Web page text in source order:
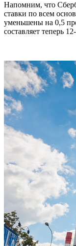
Напомним, что
ставки по всем
уменьшены на 0,5
составляет теперь